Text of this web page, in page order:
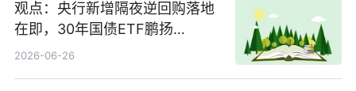
观点：央行新增隔夜逆回购落地
在即，30年国债ETF鹏扬
(511090) 盘中小幅上涨
2026-06-26